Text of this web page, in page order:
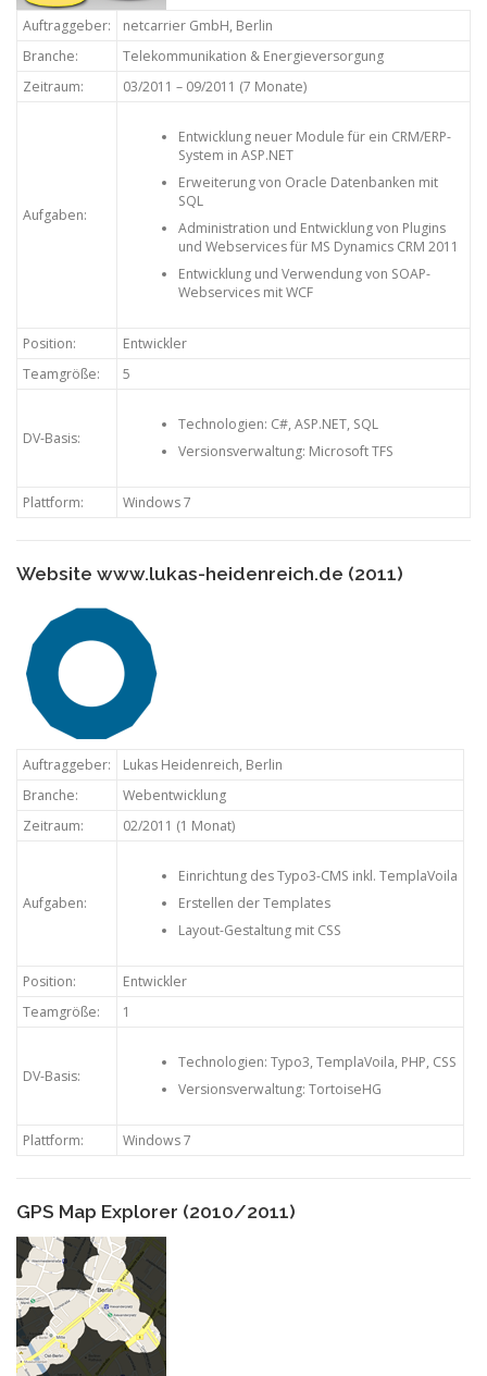
Auftraggeber:
netcarrier GmbH, Berlin
Branche:
Telekommunikation & Energieversorgung
Zeitraum:
03/2011 – 09/2011 (7 Monate)
Aufgaben:
Entwicklung neuer Module für ein CRM/ERP-
System in ASP.NET
Erweiterung von Oracle Datenbanken mit
SQL
Administration und Entwicklung von Plugins
und Webservices für MS Dynamics CRM 2011
Entwicklung und Verwendung von SOAP-
Webservices mit WCF
Position:
Entwickler
Teamgröße:
5
DV-Basis:
Technologien: C#, ASP.NET, SQL
Versionsverwaltung: Microsoft TFS
Plattform: Windows 7
Website www.lukas-heidenreich.de (2011)
Auftraggeber:
Lukas Heidenreich, Berlin
Branche:
Webentwicklung
Zeitraum:
02/2011 (1 Monat)
Aufgaben:
Einrichtung des Typo3-CMS inkl. TemplaVoila
Erstellen der Templates
Layout-Gestaltung mit CSS
Position:
Entwickler
Teamgröße:
1
DV-Basis:
Technologien: Typo3, TemplaVoila, PHP, CSS
Versionsverwaltung: TortoiseHG
Plattform: Windows 7
GPS Map Explorer (2010/2011)